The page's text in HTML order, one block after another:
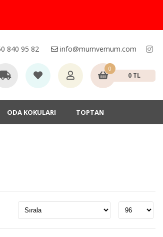
840 95 82 info@mumvemum.com
0
0 TL
ODA KOKULARI TOPTAN